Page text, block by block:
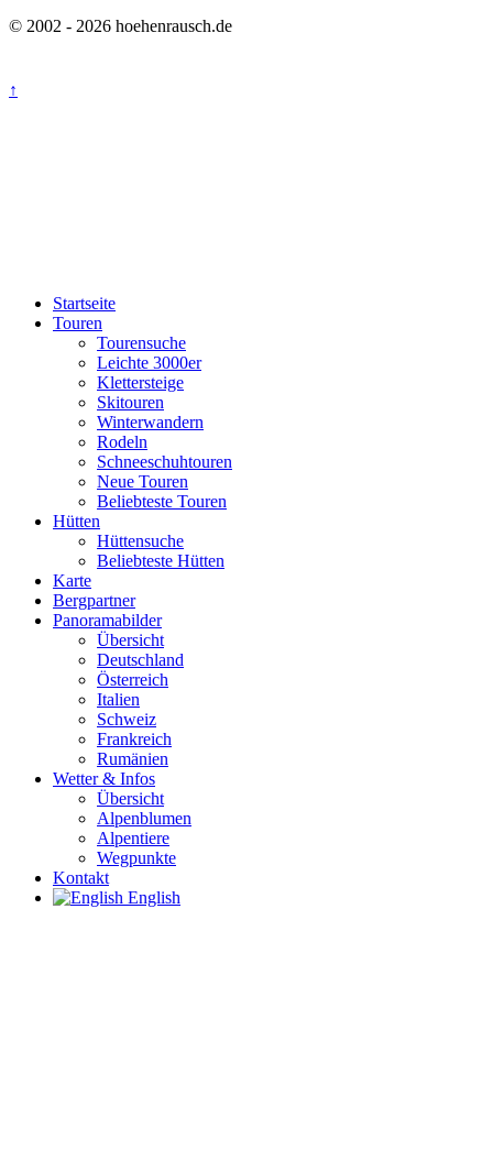
© 2002 - 2026 hoehenrausch.de
↑
Startseite
Touren
Tourensuche
Leichte 3000er
Klettersteige
Skitouren
Winterwandern
Rodeln
Schneeschuhtouren
Neue Touren
Beliebteste Touren
Hütten
Hüttensuche
Beliebteste Hütten
Karte
Bergpartner
Panoramabilder
Übersicht
Deutschland
Österreich
Italien
Schweiz
Frankreich
Rumänien
Wetter & Infos
Übersicht
Alpenblumen
Alpentiere
Wegpunkte
Kontakt
English